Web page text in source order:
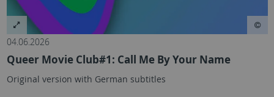
04.06.2026
Queer Movie Club#1: Call Me By Your Name
Original version with German subtitles